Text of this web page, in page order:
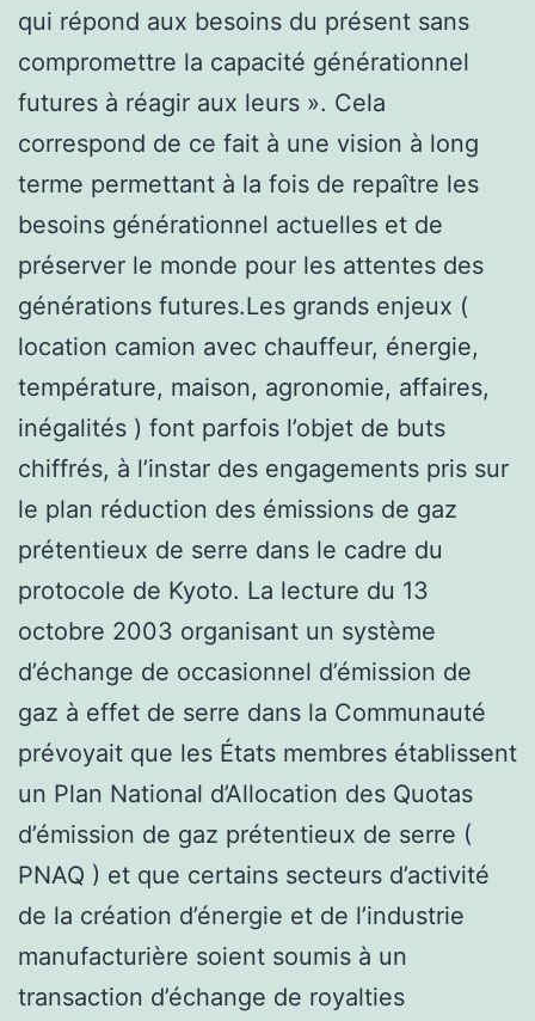
qui répond aux besoins du présent sans
compromettre la capacité générationnel
futures à réagir aux leurs ». Cela
correspond de ce fait à une vision à long
terme permettant à la fois de repaître les
besoins générationnel actuelles et de
préserver le monde pour les attentes des
générations futures.Les grands enjeux (
location camion avec chauffeur, énergie,
température, maison, agronomie, affaires,
inégalités ) font parfois l’objet de buts
chiffrés, à l’instar des engagements pris sur
le plan réduction des émissions de gaz
prétentieux de serre dans le cadre du
protocole de Kyoto. La lecture du 13
octobre 2003 organisant un système
d’échange de occasionnel d’émission de
gaz à effet de serre dans la Communauté
prévoyait que les États membres établissent
un Plan National d’Allocation des Quotas
d’émission de gaz prétentieux de serre (
PNAQ ) et que certains secteurs d’activité
de la création d’énergie et de l’industrie
manufacturière soient soumis à un
transaction d’échange de royalties